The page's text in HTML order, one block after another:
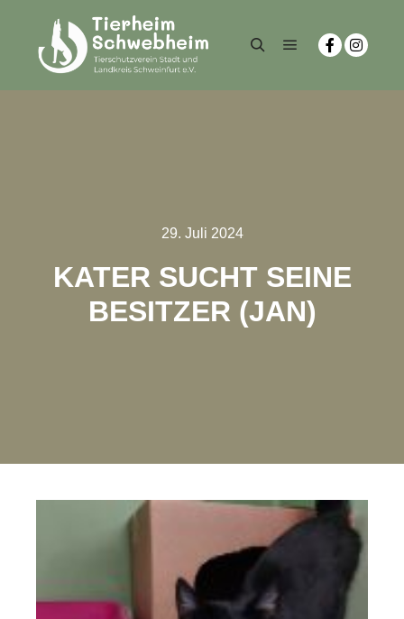
29. Juli 2024
KATER SUCHT SEINE
BESITZER (JAN)